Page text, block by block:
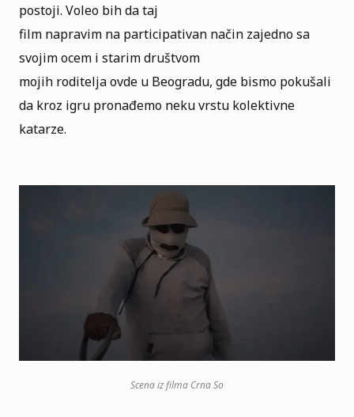
postoji. Voleo bih da taj
film napravim na participativan način zajedno sa
svojim ocem i starim društvom
mojih roditelja ovde u Beogradu, gde bismo pokušali
da kroz igru pronađemo neku vrstu kolektivne
katarze.
Scena iz filma Crna So